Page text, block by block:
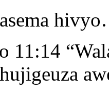
11:14